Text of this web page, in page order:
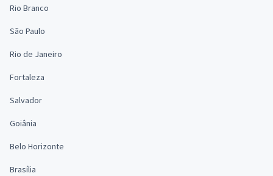
Rio Branco
São Paulo
Rio de Janeiro
Fortaleza
Salvador
Goiânia
Belo Horizonte
Brasília